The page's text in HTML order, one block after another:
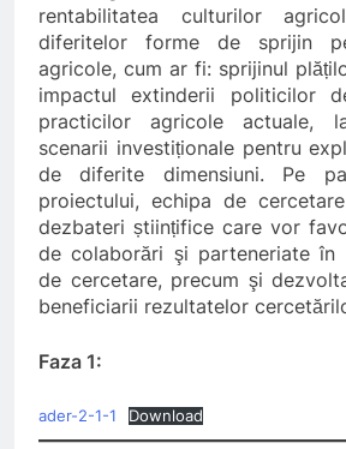
rentabilitatea culturilor
diferitelor forme de sprijin
agricole, cum ar fi: sprijinul
impactul extinderii politicilor
practicilor agricole actuale,
scenarii investiționale pentru
de diferite dimensiuni. Pe
proiectului, echipa de
dezbateri științifice care vor
de colaborări şi parteneriate în
de cercetare, precum şi
beneficiarii rezultatelor
Faza 1:
ader-2-1-1 Download